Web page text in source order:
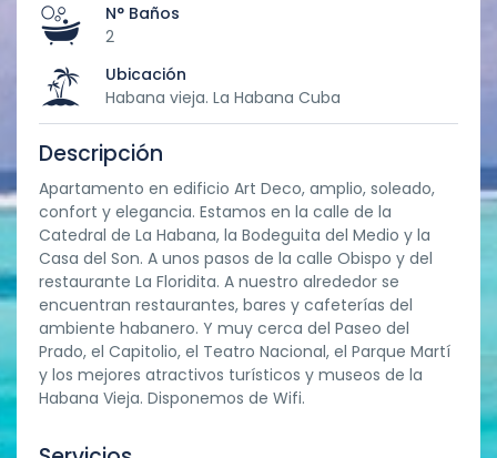
N° Baños
2
Ubicación
Habana vieja. La Habana Cuba
Descripción
Apartamento en edificio Art Deco, amplio, soleado,
confort y elegancia. Estamos en la calle de la
Catedral de La Habana, la Bodeguita del Medio y la
Casa del Son. A unos pasos de la calle Obispo y del
restaurante La Floridita. A nuestro alrededor se
encuentran restaurantes, bares y cafeterías del
ambiente habanero. Y muy cerca del Paseo del
Prado, el Capitolio, el Teatro Nacional, el Parque Martí
y los mejores atractivos turísticos y museos de la
Habana Vieja. Disponemos de Wifi.